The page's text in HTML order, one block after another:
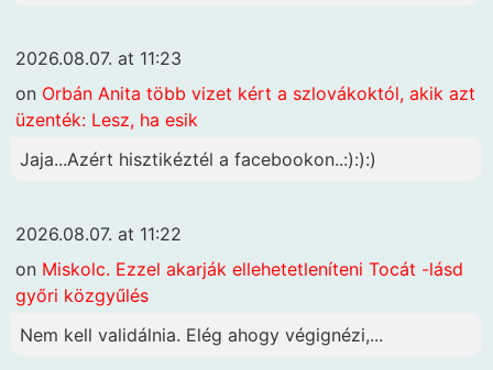
2026.08.07. at 11:23
on Orbán Anita több vizet kért a szlovákoktól, akik azt
üzenték: Lesz, ha esik
Jaja...Azért hisztikéztél a facebookon..:):):)
2026.08.07. at 11:22
on Miskolc. Ezzel akarják ellehetetleníteni Tocát -lásd
győri közgyűlés
Nem kell validálnia. Elég ahogy végignézi,...